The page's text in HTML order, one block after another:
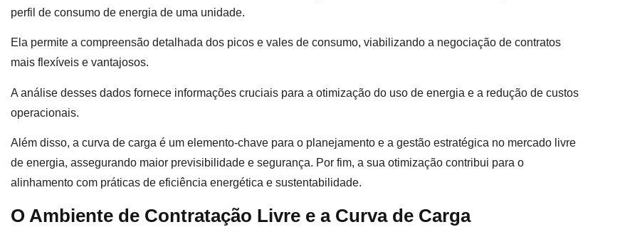
perfil de consumo de energia de uma unidade.
Ela permite a compreensão detalhada dos picos e vales de consumo, viabilizando a negociação de contratos
mais flexíveis e vantajosos.
A análise desses dados fornece informações cruciais para a otimização do uso de energia e a redução de custos
operacionais.
Além disso, a curva de carga é um elemento-chave para o planejamento e a gestão estratégica no mercado livre
de energia, assegurando maior previsibilidade e segurança. Por fim, a sua otimização contribui para o
alinhamento com práticas de eficiência energética e sustentabilidade.
O Ambiente de Contratação Livre e a Curva de Carga